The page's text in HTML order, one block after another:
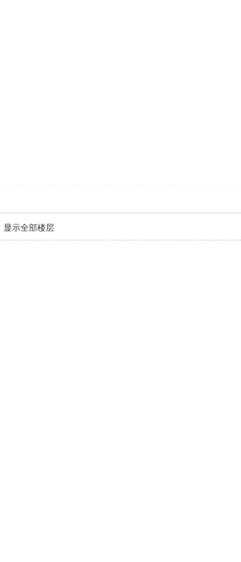
显示全部楼层